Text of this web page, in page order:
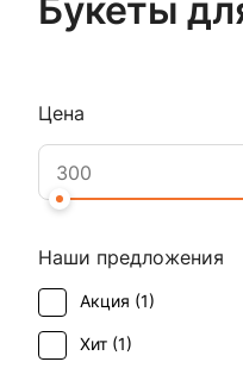
Букеты
Цена
Наши предложения
Акция (1)
Хит (1)